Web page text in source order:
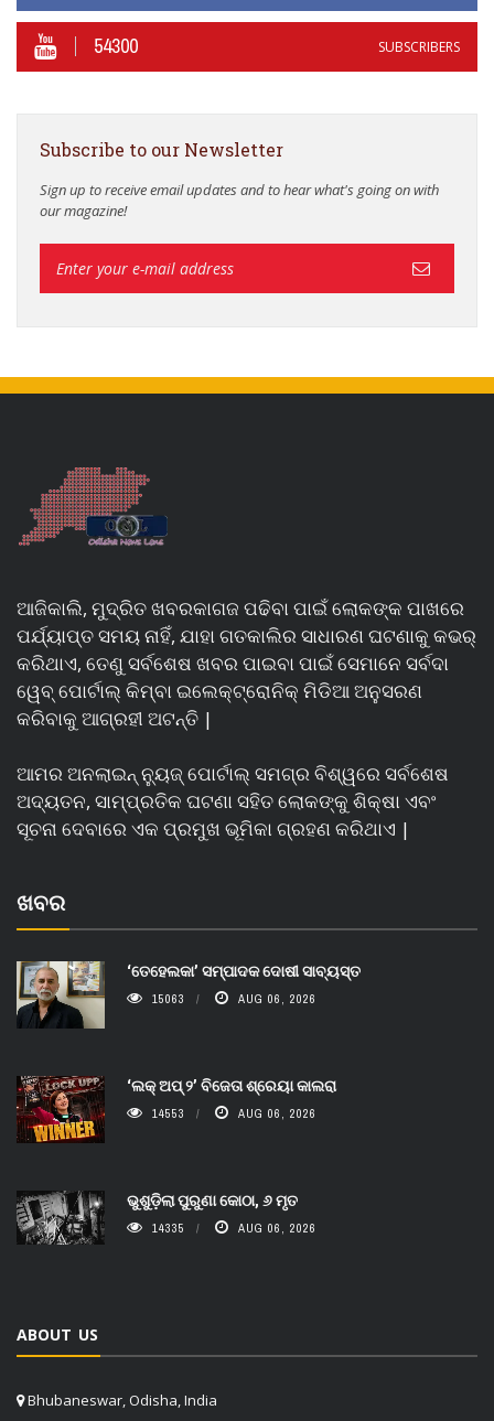
54300 SUBSCRIBERS
Subscribe to our Newsletter
Sign up to receive email updates and to hear what's going on with
our magazine!
ଆଜିକାଲି, ମୁଦ୍ରିତ ଖବରକାଗଜ ପଢିବା ପାଇଁ ଲୋକଙ୍କ ପାଖରେ
ପର୍ଯ୍ୟାପ୍ତ ସମୟ ନାହିଁ, ଯାହା ଗତକାଲିର ସାଧାରଣ ଘଟଣାକୁ କଭର୍
କରିଥାଏ, ତେଣୁ ସର୍ବଶେଷ ଖବର ପାଇବା ପାଇଁ ସେମାନେ ସର୍ବଦା
ୱେବ୍ ପୋର୍ଟାଲ୍ କିମ୍ବା ଇଲେକ୍ଟ୍ରୋନିକ୍ ମିଡିଆ ଅନୁସରଣ
କରିବାକୁ ଆଗ୍ରହୀ ଅଟନ୍ତି |
ଆମର ଅନଲାଇନ୍ ନ୍ୟୁଜ୍ ପୋର୍ଟାଲ୍ ସମଗ୍ର ବିଶ୍ୱରେ ସର୍ବଶେଷ
ଅଦ୍ୟତନ, ସାମ୍ପ୍ରତିକ ଘଟଣା ସହିତ ଲୋକଙ୍କୁ ଶିକ୍ଷା ଏବଂ
ସୂଚନା ଦେବାରେ ଏକ ପ୍ରମୁଖ ଭୂମିକା ଗ୍ରହଣ କରିଥାଏ |
ଖବର
‘ତେହେଲକା’ ସମ୍ପାଦକ ଦୋଷୀ ସାବ୍ୟସ୍ତ
15063 AUG 06, 2026
‘ଲକ୍ ଅପ୍ ୨’ ବିଜେତା ଶ୍ରେୟା କାଲରା
14553 AUG 06, 2026
ଭୁଶୁଡ଼ିଲା ପୁରୁଣା କୋଠା, ୬ ମୃତ
14335 AUG 06, 2026
ABOUT US
Bhubaneswar, Odisha, India